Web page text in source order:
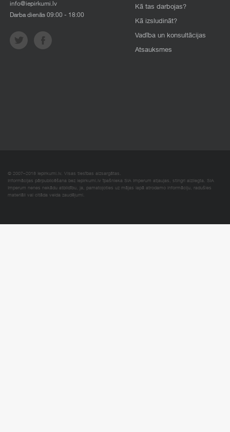
info@iepirkumi.lv
Darba dienās 09:00 - 18:00
Kā tas darbojas?
Kā izsludināt?
Vadība un konsultācijas
Atsauksmes
© 2007–2018 Iepirkumi.lv. Visas tiesības aizsargātas.
Informācijas pārpublicēšana bez iepirkumi.lv īpašnieka SIA Imperum atļaujas, stingri aizliegta. SIA
Imperum nenes nekādu atbildību, ja, pamatojoties uz mājas lapā atrodamo informāciju, radušies
materiāli vai citāda veida zaudējumi.